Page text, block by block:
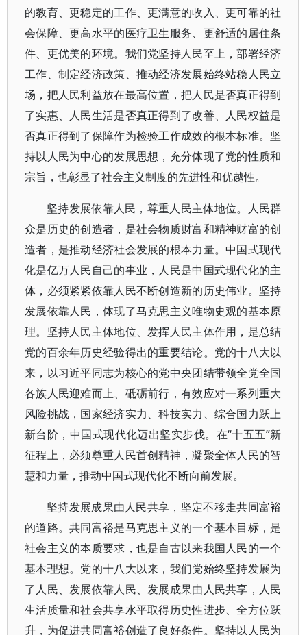
的教育、更稳定的工作、更满意的收入、更可靠的社
会保障、更高水平的医疗卫生服务、更舒适的居住条
件、更优美的环境。我们党坚持人民至上，部署经济
工作、制定经济政策、推动经济发展始终站稳人民立
场，把人民利益放在最高位置，把人民是否真正得到
了实惠、人民生活是否真正得到了改善、人民权益是
否真正得到了保障作为检验工作成效的根本标准。坚
持以人民为中心的发展思想，充分体现了党的性质和
宗旨，也彰显了社会主义制度的先进性和优越性。
坚持发展依靠人民，尊重人民主体地位。人民群
众是历史的创造者，是社会物质财富和精神财富的创
造者，是推动经济社会发展的根本力量。中国式现代
化是亿万人民自己的事业，人民是中国式现代化的主
体，必须紧紧依靠人民不断创造新的历史伟业。坚持
发展依靠人民，体现了马克思主义唯物史观的基本原
理。坚持人民主体地位、发挥人民主体作用，是总结
党的百余年历史经验得出的重要结论。党的十八大以
来，以习近平同志为核心的党中央团结带领全党全国
各族人民迎难而上、砥砺前行，有效应对一系列重大
风险挑战，国家经济实力、科技实力、综合国力跃上
新台阶，中国式现代化迈出坚实步伐。在“十五五”新
征程上，必须尊重人民首创精神，凝聚全体人民的智
慧和力量，推动中国式现代化不断向前发展。
坚持发展成果由人民共享，坚定不移走共同富裕
的道路。共同富裕是马克思主义的一个基本目标，是
社会主义的本质要求，也是自古以来我国人民的一个
基本理想。党的十八大以来，我们党始终坚持发展为
了人民、发展依靠人民、发展成果由人民共享，人民
生活质量和社会共享水平取得历史性进步、全方位跃
升，为促进共同富裕创造了良好条件。坚持以人民为